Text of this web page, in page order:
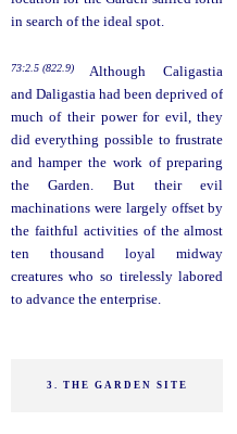
in search of the ideal spot.
73:2.5 (822.9)
Although Caligastia
and Daligastia had been deprived of
much of their power for evil, they
did everything possible to frustrate
and hamper the work of preparing
the Garden. But their evil
machinations were largely offset by
the faithful activities of the almost
ten thousand loyal midway
creatures who so tirelessly labored
to advance the enterprise.
3. THE GARDEN SITE